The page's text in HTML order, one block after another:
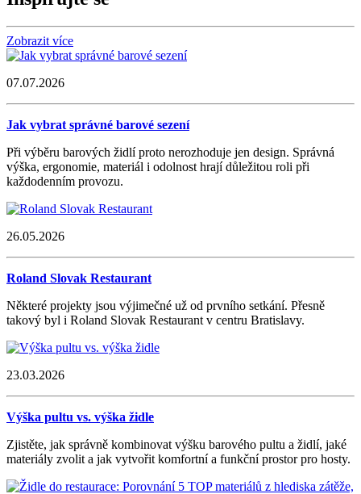
Zobrazit více
07.07.2026
Jak vybrat správné barové sezení
Při výběru barových židlí proto nerozhoduje jen design. Správná
výška, ergonomie, materiál i odolnost hrají důležitou roli při
každodenním provozu.
26.05.2026
Roland Slovak Restaurant
Některé projekty jsou výjimečné už od prvního setkání. Přesně
takový byl i Roland Slovak Restaurant v centru Bratislavy.
23.03.2026
Výška pultu vs. výška židle
Zjistěte, jak správně kombinovat výšku barového pultu a židlí, jaké
materiály zvolit a jak vytvořit komfortní a funkční prostor pro hosty.